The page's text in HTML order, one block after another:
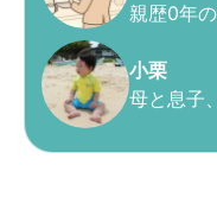
親歴0年の
小栗
母と息子